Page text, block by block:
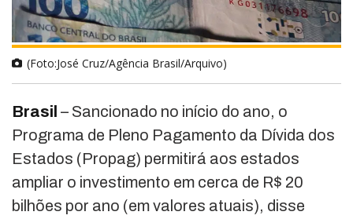
(Foto:José Cruz/Agência Brasil/Arquivo)
Brasil – Sancionado no início do ano, o
Programa de Pleno Pagamento da Dívida dos
Estados (Propag) permitirá aos estados
ampliar o investimento em cerca de R$ 20
bilhões por ano (em valores atuais), disse